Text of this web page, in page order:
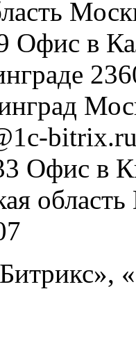
Офис в
Офис в
область